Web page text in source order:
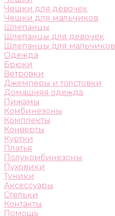
Чешки для девочек
Чешки для мальчиков
Шлепанцы
Шлепанцы для девочек
Шлепанцы для мальчиков
Одежда
Брюки
Ветровки
Джемперы и толстовки
Домашняя одежда
Пижамы
Комбинезоны
Комплекты
Конверты
Куртки
Платья
Полукомбинезоны
Пуховики
Туники
Аксессуары
Стельки
Контакты
Помощь